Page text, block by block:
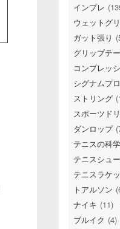
インプレ
ウェットグ
ガット張り
グリップテ
コンプレッ
シグナムプロ
ストリング
スポーツド
ダンロップ
テニスの科学
テニスシュ
テニスラケ
トアルソン
ナイキ (11)
ブルイク (4)